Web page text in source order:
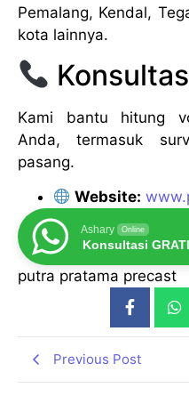
Pemalang, Kendal,
kota lainnya.
Kami bantu hitung
Anda, termasuk
pasang.
Website:
Ashary Online
Konsultasi
putra pratama precast
Previous Post